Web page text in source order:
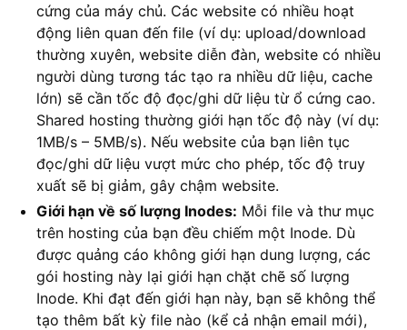
cứng của máy chủ. Các website có nhiều hoạt
động liên quan đến file (ví dụ: upload/download
thường xuyên, website diễn đàn, website có nhiều
người dùng tương tác tạo ra nhiều dữ liệu, cache
lớn) sẽ cần tốc độ đọc/ghi dữ liệu từ ổ cứng cao.
Shared hosting thường giới hạn tốc độ này (ví dụ:
1MB/s – 5MB/s). Nếu website của bạn liên tục
đọc/ghi dữ liệu vượt mức cho phép, tốc độ truy
xuất sẽ bị giảm, gây chậm website.
Giới hạn về số lượng Inodes: Mỗi file và thư mục
trên hosting của bạn đều chiếm một Inode. Dù
được quảng cáo không giới hạn dung lượng, các
gói hosting này lại giới hạn chặt chẽ số lượng
Inode. Khi đạt đến giới hạn này, bạn sẽ không thể
tạo thêm bất kỳ file nào (kể cả nhận email mới),